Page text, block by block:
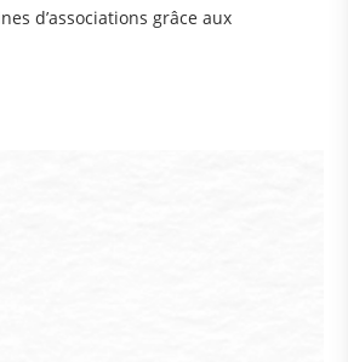
d’associations grâce aux